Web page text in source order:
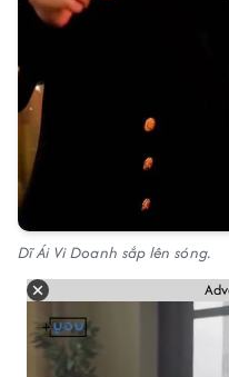
Dĩ Ái Vi Doanh sắp lên sóng.